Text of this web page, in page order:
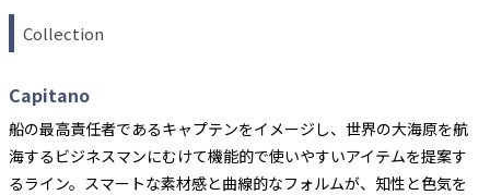
Collection
Capitano
船の最高責任者であるキャプテンをイメージし、世界の大海原を航
海するビジネスマンにむけて機能的で使いやすいアイテムを提案す
るライン。スマートな素材感と曲線的なフォルムが、知性と色気を